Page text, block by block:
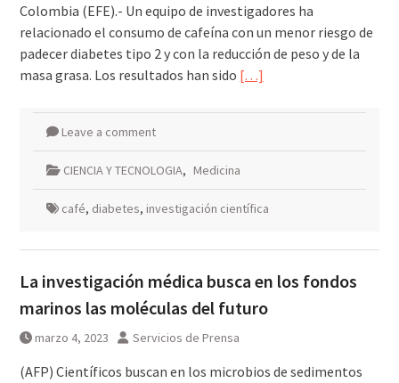
Colombia (EFE).- Un equipo de investigadores ha
relacionado el consumo de cafeína con un menor riesgo de
padecer diabetes tipo 2 y con la reducción de peso y de la
masa grasa. Los resultados han sido […]
Leave a comment
CIENCIA Y TECNOLOGIA, Medicina
café, diabetes, investigación científica
La investigación médica busca en los fondos
marinos las moléculas del futuro
marzo 4, 2023 Servicios de Prensa
(AFP) Científicos buscan en los microbios de sedimentos